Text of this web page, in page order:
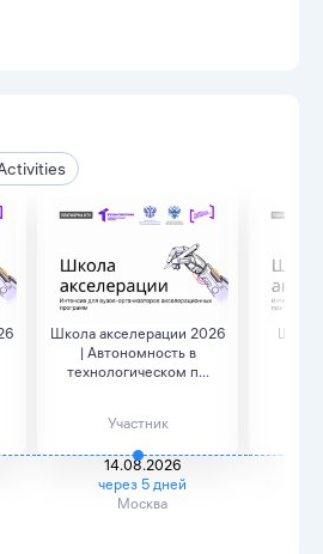
Школа акселерации 2026
| Автономность в
технологическом п...
Участник
14.08.2026
через 5 дней
Москва
Школа